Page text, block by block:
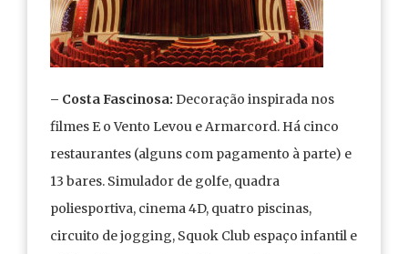
– Costa Fascinosa: Decoração inspirada nos
filmes E o Vento Levou e Armarcord. Há cinco
restaurantes (alguns com pagamento à parte) e
13 bares. Simulador de golfe, quadra
poliesportiva, cinema 4D, quatro piscinas,
circuito de jogging, Squok Club espaço infantil e